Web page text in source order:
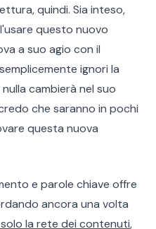
quindi. Sia inteso,
questo nuovo
a suo agio con il
ignori la
cambierà nel suo
che saranno in pochi
questa nuova
e parole chiave offre
ancora una volta
la rete dei contenuti,